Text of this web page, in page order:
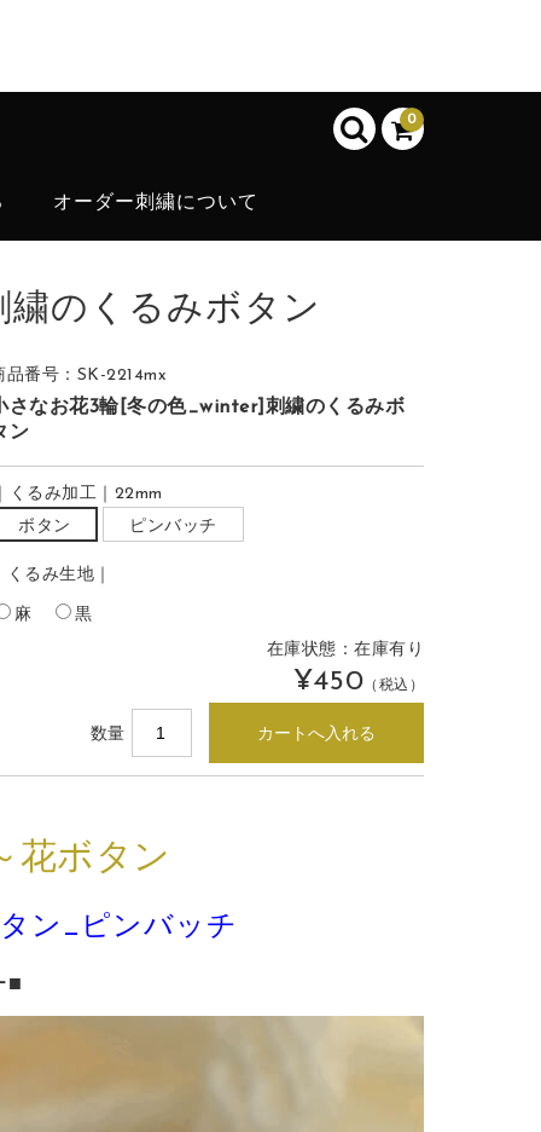
0
オーダー刺繍について
のくるみボタン
品番号：SK-2214mx
さなお花3輪[冬の色_winter]刺繍のくるみボ
ン
くるみ加工｜22mm
ボタン
ピンバッチ
くるみ生地｜
麻
黒
在庫状態： 在庫有り
¥450 （税込）
数量
花ボタン
ン_ピンバッチ
■